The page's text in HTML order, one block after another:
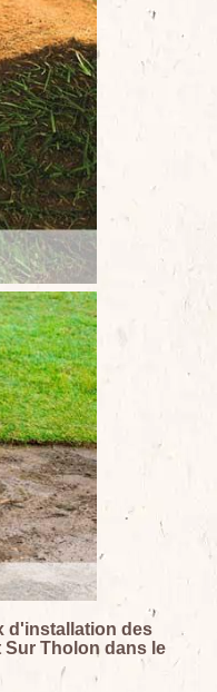
d'installation des
Sur Tholon dans le